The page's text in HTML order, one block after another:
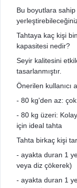
Bu boyutlara sahip
Tahtaya kaç kişi
kapasitesi nedir?
Seyir kalitesini
tasarlanmıştır.
Önerilen kullanıcı
- 80 kg'den az:
- 80 kg üzeri:
için ideal tahta
Tahta birkaç kişi
- ayakta duran 1
veya diz çökerek)
- ayakta duran 1